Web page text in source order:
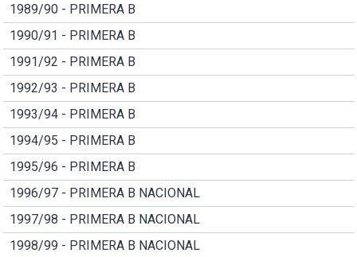
1989/90 - PRIMERA B
1990/91 - PRIMERA B
1991/92 - PRIMERA B
1992/93 - PRIMERA B
1993/94 - PRIMERA B
1994/95 - PRIMERA B
1995/96 - PRIMERA B
1996/97 - PRIMERA B NACIONAL
1997/98 - PRIMERA B NACIONAL
1998/99 - PRIMERA B NACIONAL